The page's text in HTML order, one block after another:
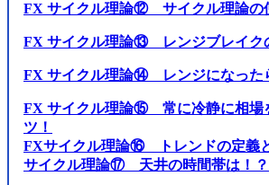
FX サイクル理論⑫ サイクル理論の
FX サイクル理論⑬ レンジブレイク
FX サイクル理論⑭ レンジになった
FX サイクル理論⑮ 常に冷静に相場
ツ！
FXサイクル理論⑯ トレンドの定義
サイクル理論⑰ 天井の時間帯は！？